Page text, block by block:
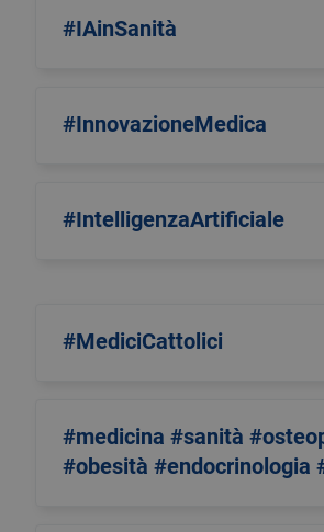
#IAinSanità
#InnovazioneMedica
#IntelligenzaArtificiale
#MediciCattolici
#medicina #sanità
#obesità #endocrinologia